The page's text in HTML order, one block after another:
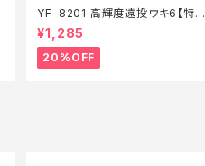
YF-8201 高輝度遠投ウキ6【特価
仕掛】【20】
¥1,285
20%OFF